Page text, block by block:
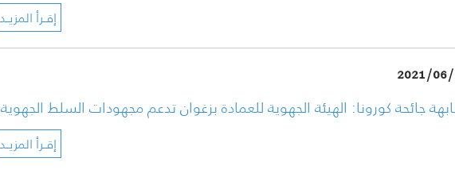
2021/
جائحة كورونا: الهيئة الجهوية للعمادة بزغوان تدعم مجهودات السلط الجهوية